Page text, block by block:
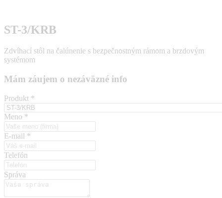
ST-3/KRB
Zdvíhací stôl na čalúnenie s bezpečnostným rámom a brzdovým
systémom
Mám záujem o nezáväzné info
Produkt *
Meno *
E-mail *
Telefón
Správa